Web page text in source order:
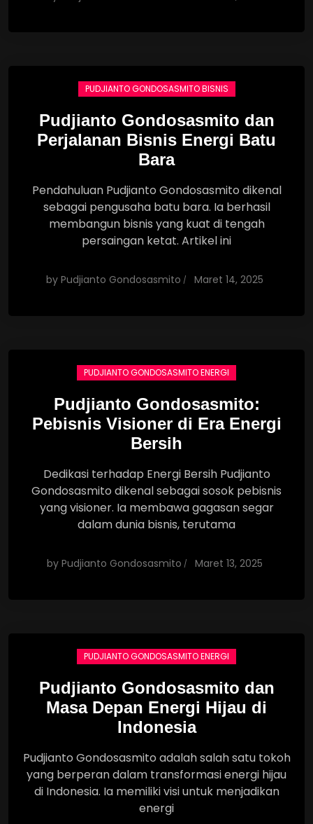
PUDJIANTO GONDOSASMITO BISNIS
Pudjianto Gondosasmito dan
Perjalanan Bisnis Energi Batu
Bara
Pendahuluan Pudjianto Gondosasmito dikenal
sebagai pengusaha batu bara. Ia berhasil
membangun bisnis yang kuat di tengah
persaingan ketat. Artikel ini
by Pudjianto Gondosasmito Maret 14, 2025
PUDJIANTO GONDOSASMITO ENERGI
Pudjianto Gondosasmito:
Pebisnis Visioner di Era Energi
Bersih
Dedikasi terhadap Energi Bersih Pudjianto
Gondosasmito dikenal sebagai sosok pebisnis
yang visioner. Ia membawa gagasan segar
dalam dunia bisnis, terutama
by Pudjianto Gondosasmito Maret 13, 2025
PUDJIANTO GONDOSASMITO ENERGI
Pudjianto Gondosasmito dan
Masa Depan Energi Hijau di
Indonesia
Pudjianto Gondosasmito adalah salah satu tokoh
yang berperan dalam transformasi energi hijau
di Indonesia. Ia memiliki visi untuk menjadikan
energi